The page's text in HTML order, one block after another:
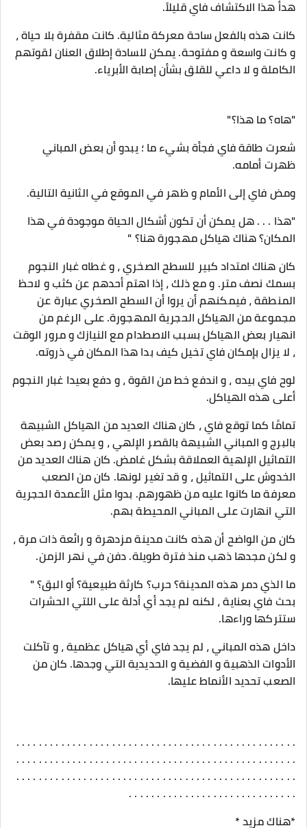
هدأ هذا الاكتشاف فاي قليلاً.
كانت هذه بالفعل ساحة معركة مثالية. كانت مقفرة بلا حياة ،
و كانت واسعة و مفتوحة. يمكن للسادة إطلاق العنان لقوتهم
الكاملة و لا داعي للقلق بشأن إصابة الأبرياء.
"هاه؟ ما هذا؟"
شعرت طاقة فاي فجأة بشيء ما ؛ يبدو أن بعض المباني
ظهرت أمامه.
ومض فاي إلى الأمام و ظهر في الموقع في الثانية التالية.
"هذا . . . هل يمكن أن تكون أشكال الحياة موجودة في هذا
المكان؟ هناك هياكل مهجورة هنا؟ "
كان هناك امتداد كبير للسطح الصخري ، و غطاه غبار النجوم
بسمك نصف متر. و مع ذلك ، إذا اهتم أحدهم عن كثب و لاحظ
المنطقة ، فيمكنهم أن يروا أن السطح الصخري عبارة عن
مجموعة من الهياكل الحجرية المهجورة. على الرغم من
انهيار بعض الهياكل بسبب الاصطدام مع النيازك و مرور الوقت
، لا يزال بإمكان فاي تخيل كيف بدا هذا المكان في ذروته.
لوح فاي بيده ، و اندفع خط من القوة ، و دفع بعيدا غبار النجوم
أعلى هذه الهياكل.
تمامًا كما توقع فاي ، كان هناك العديد من الهياكل الشبيهة
بالبرج و المباني الشبيهة بالقصر الإلهي ، و يمكن رصد بعض
التماثيل الإلهية العملاقة بشكل غامض. كان هناك العديد من
الخدوش على التماثيل ، و قد تغير لونها. كان من الصعب
معرفة ما كانوا عليه من ظهورهم. بدوا مثل الأعمدة الحجرية
التي انهارت على المباني المحيطة بهم.
كان من الواضح أن هذه كانت مدينة مزدهرة و رائعة ذات مرة ،
و لكن مجدها ذهب منذ فترة طويلة. دفن في نهر الزمن.
ما الذي دمر هذه المدينة؟ حرب؟ كارثة طبيعية؟ أو البق؟ "
بحث فاي بعناية ، لكنه لم يجد أي أدلة على اللتي الحشرات
ستتركها وراءها.
داخل هذه المباني ، لم يجد فاي أي هياكل عظمية ، و تآكلت
الأدوات الذهبية و الفضية و الحديدية التي وجدها. كان من
الصعب تحديد الأنماط عليها.
. . . . . . . . . . . . . . . . . . . . . . . . . . . . . . . . . . . . . . . . . . . . . . . . . .
. . . . . . . . . . . . . . . . . . . . . . . . . . . . . . . . . . . . . . . . . . . . . . . . . .
. . . . . . . . . . . . . . . . . . . . . . . . . . . . . . . . . . . . . . . . . . . . . . . . . .
. . . . . . . . . . . . . . . . . . . . . . . . . . . . . .
*هناك مزيد *